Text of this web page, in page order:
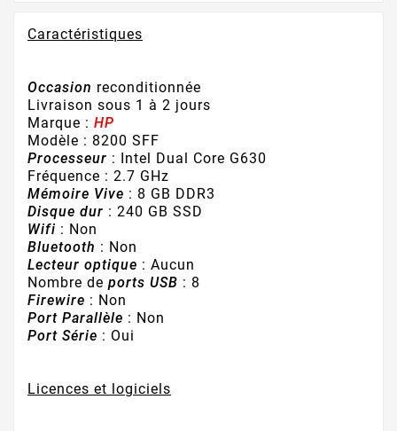
Caractéristiques
Occasion reconditionnée
Livraison sous 1 à 2 jours
Marque : HP
Modèle : 8200 SFF
Processeur : Intel Dual Core G630
Fréquence : 2.7 GHz
Mémoire Vive : 8 GB DDR3
Disque dur : 240 GB SSD
Wifi : Non
Bluetooth : Non
Lecteur optique : Aucun
Nombre de ports USB : 8
Firewire : Non
Port Parallèle : Non
Port Série : Oui
Licences et logiciels